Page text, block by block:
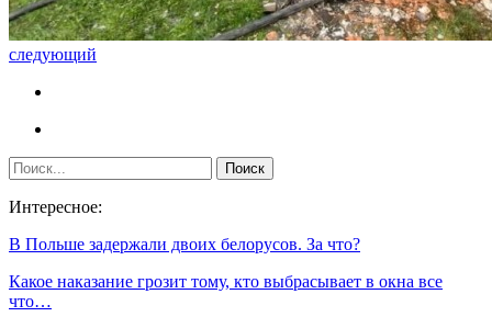
следующий
Интересное:
В Польше задержали двоих белорусов. За что?
Какое наказание грозит тому, кто выбрасывает в окна все
что…